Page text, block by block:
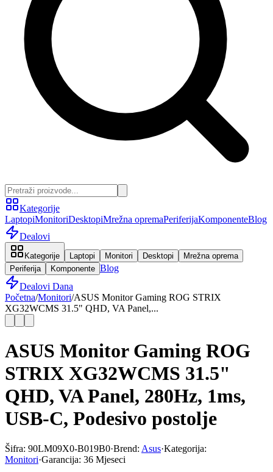
Kategorije
LaptopiMonitoriDesktopiMrežna opremaPeriferijaKomponenteBlog
Dealovi
Kategorije Laptopi Monitori Desktopi
Mrežna oprema
Periferija
Komponente Blog
Dealovi Dana
Početna/Monitori/ASUS Monitor Gaming ROG STRIX
XG32WCMS 31.5" QHD, VA Panel,...
ASUS Monitor Gaming ROG
STRIX XG32WCMS 31.5"
QHD, VA Panel, 280Hz, 1ms,
USB-C, Podesivo postolje
Šifra: 90LM09X0-B019B0·Brend: Asus·Kategorija:
Monitori·Garancija: 36 Mjeseci